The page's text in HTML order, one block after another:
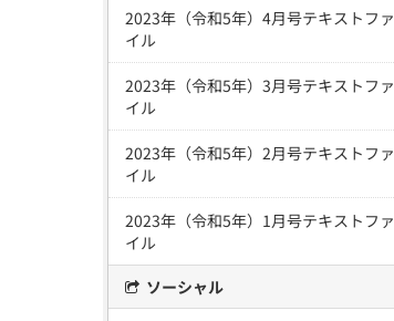
2023年（令和5年）4月号テキストファ
イル
2023年（令和5年）3月号テキストファ
イル
2023年（令和5年）2月号テキストファ
イル
2023年（令和5年）1月号テキストファ
イル
ソーシャル